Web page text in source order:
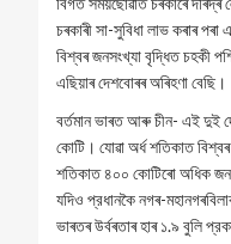
চৰকাৰী সা-সুবিধা লাভ কৰাৰ
বিশ্বৰ জনসংখ্যা বৃদ্ধিত চহকী
এছিয়াৰ দেশবোৰৰ অৰিহণা বেছি।
বর্তমান ভাৰত আৰু চীন- এই দুই
কোটি। যোৱা অর্ধ শতিকাত
শতিকাত ৪০০ কোটিৰো অধিক
যদিও প্রধানকৈ নগৰ-
ভাৰতৰ উৰ্বৰতাৰ হাৰ ১.৯ বুলি